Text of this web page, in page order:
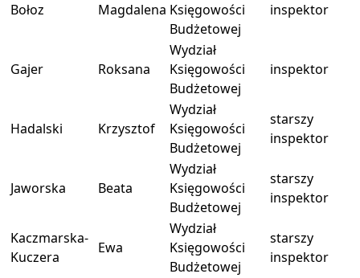
Bołoz Magdalena Księgowości
Budżetowej
inspektor
Gajer Roksana
Wydział
Księgowości
Budżetowej
inspektor
Hadalski Krzysztof
Wydział
Księgowości
Budżetowej
starszy
inspektor
Jaworska Beata
Wydział
Księgowości
Budżetowej
starszy
inspektor
Kaczmarska-
Kuczera
Ewa
Wydział
Księgowości
Budżetowej
starszy
inspektor